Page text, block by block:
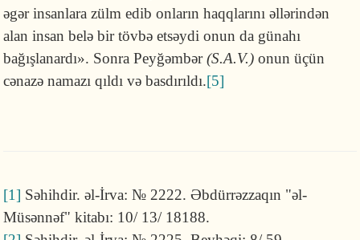
əgər insanlara zülm edib onların haqqlarını əllərindən
alan insan belə bir tövbə etsəydi onun da günahı
bağışlanardı». Sonra Peyğəmbər(S.A.V.) onun üçün
cənazə namazı qıldı və basdırıldı.[5]
[1] Səhihdir. əl-İrva: № 2222. Əbdürrəzzaqın "əl-
Müsənnəf" kitabı: 10/ 13/ 18188.